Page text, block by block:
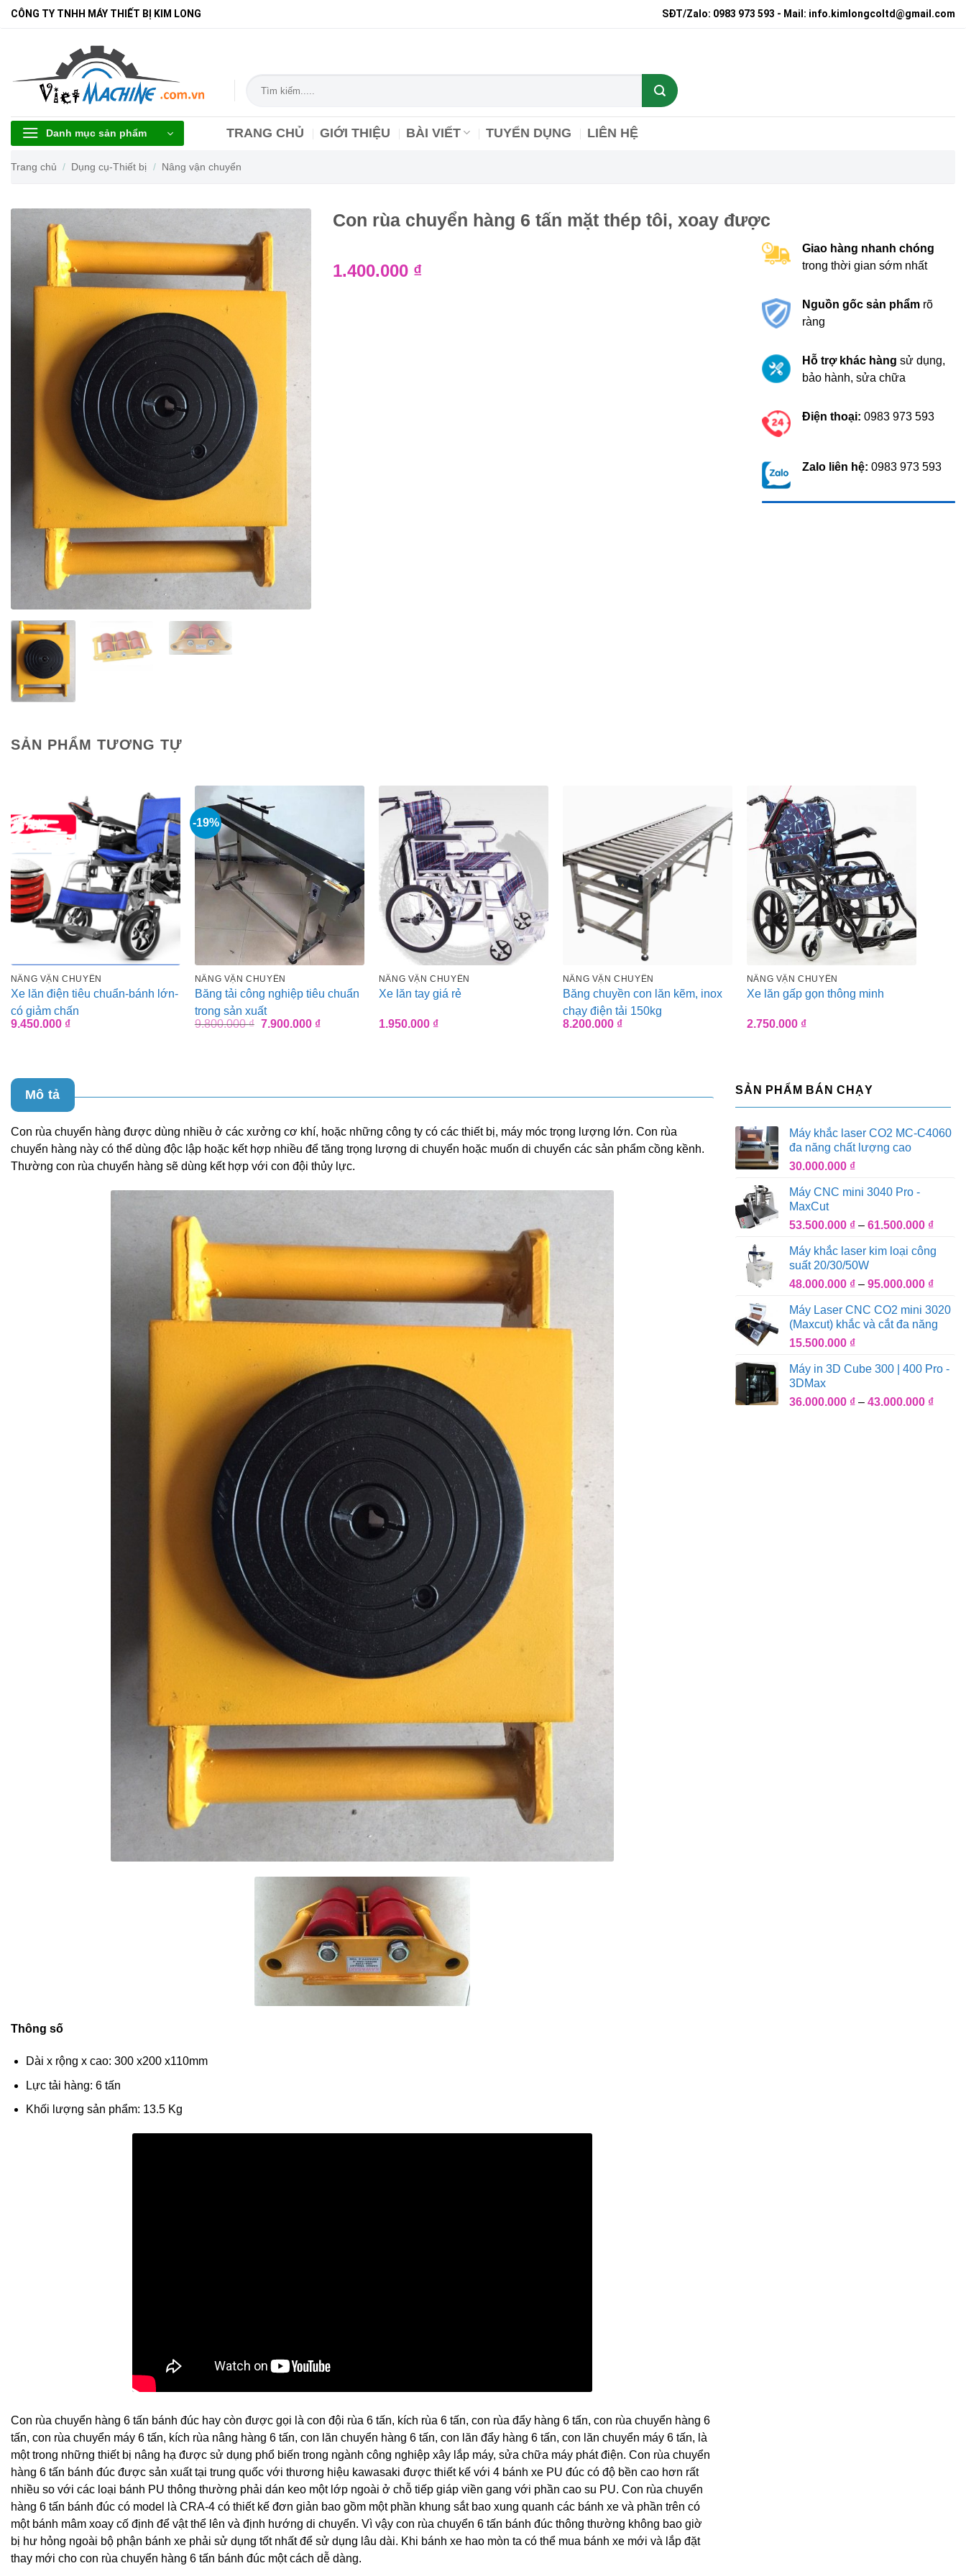
BỏCÔNG TY TNHH MÁY THIẾT BỊ KIM LONG SĐT/Zalo: 0983 973 593 - Mail: info.kimlongcoltd@gmail.com
Tìm
kiếm:
Danh mục sản phẩm TRANG CHỦ GIỚI THIỆU BÀI VIẾT TUYỂN DỤNG LIÊN HỆ
Trang chủ / Dụng cụ-Thiết bị / Nâng vận chuyển
Con rùa chuyển hàng 6 tấn mặt thép tôi, xoay được
1.400.000 ₫
Giao hàng nhanh chóng
trong thời gian sớm nhất
Nguồn gốc sản phẩm rõ
ràng
Hỗ trợ khác hàngsử dụng,
bảo hành, sửa chữa
Điện thoại:0983 973 593
Zalo liên hệ:0983 973 593
SẢN PHẨM TƯƠNG TỰ
NÂNG VẬN CHUYỂN
Xe lăn điện tiêu chuẩn-bánh lớn-
có giảm chấn
9.450.000 ₫
-19%
NÂNG VẬN CHUYỂN
Băng tải công nghiệp tiêu chuẩn
trong sản xuất
9.800.000₫ Giá
7.900.000 ₫Giá
NÂNG VẬN CHUYỂN
Xe lăn tay giá rẻ
1.950.000 ₫
NÂNG VẬN CHUYỂN
Băng chuyền con lăn kẽm, inox
chạy điện tải 150kg
8.200.000 ₫
NÂNG VẬN CHUYỂN
Xe lăn gấp gọn thông minh
2.750.000 ₫
Mô tả
Con rùa chuyển hàng được dùng nhiều ở các xưởng cơ khí, hoặc những công ty có các thiết bị, máy móc trọng lượng lớn. Con rùa
chuyển hàng này có thể dùng độc lập hoặc kết hợp nhiều để tăng trọng lượng di chuyển hoặc muốn di chuyển các sản phẩm cồng kềnh.
Thường con rùa chuyển hàng sẽ dùng kết hợp với con đội thủy lực.
Thông số
Dài x rộng x cao: 300 x200 x110mm
Lực tải hàng: 6 tấn
Khối lượng sản phẩm: 13.5 Kg
Con rùa chuyển hàng 6 tấn bánh đúc hay còn được gọi là con đội rùa 6 tấn, kích rùa 6 tấn, con rùa đẩy hàng 6 tấn, con rùa chuyển hàng 6
tấn, con rùa chuyển máy 6 tấn, kích rùa nâng hàng 6 tấn, con lăn chuyển hàng 6 tấn, con lăn đẩy hàng 6 tấn, con lăn chuyển máy 6 tấn, là
một trong những thiết bị nâng hạ được sử dụng phổ biến trong ngành công nghiệp xây lắp máy, sửa chữa máy phát điện. Con rùa chuyển
hàng 6 tấn bánh đúc được sản xuất tại trung quốc với thương hiệu kawasaki được thiết kế với 4 bánh xe PU đúc có độ bền cao hơn rất
nhiều so với các loại bánh PU thông thường phải dán keo một lớp ngoài ở chỗ tiếp giáp viền gang với phần cao su PU. Con rùa chuyển
hàng 6 tấn bánh đúc có model là CRA-4 có thiết kế đơn giản bao gồm một phần khung sắt bao xung quanh các bánh xe và phần trên có
một bánh mâm xoay cố định để vật thể lên và định hướng di chuyển. Vì vậy con rùa chuyển 6 tấn bánh đúc thông thường không bao giờ
bị hư hỏng ngoài bộ phận bánh xe phải sử dụng tốt nhất để sử dụng lâu dài. Khi bánh xe hao mòn ta có thể mua bánh xe mới và lắp đặt
thay mới cho con rùa chuyển hàng 6 tấn bánh đúc một cách dễ dàng.
SẢN PHẨM BÁN CHẠY
Máy khắc laser CO2 MC-C4060
đa năng chất lượng cao
30.000.000 ₫
Máy CNC mini 3040 Pro -
MaxCut
53.500.000 ₫ – 61.500.000 ₫
từ
đến
Máy khắc laser kim loại công
suất 20/30/50W
48.000.000 ₫ – 95.000.000 ₫
từ
Máy Laser CNC CO2 mini 3020
(Maxcut) khắc và cắt đa năng
15.500.000 ₫
Máy in 3D Cube 300 | 400 Pro -
3DMax
36.000.000 ₫ – 43.000.000 ₫